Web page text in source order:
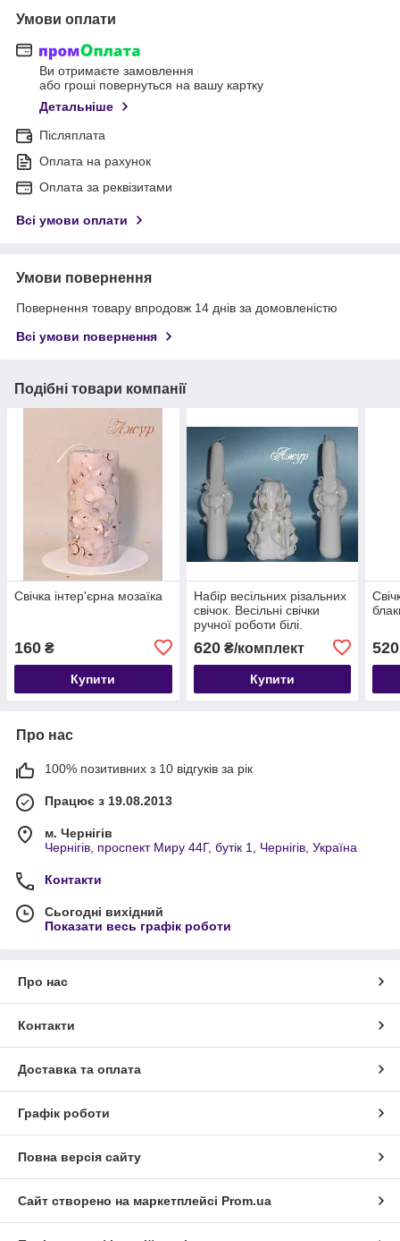
Умови оплати
Ви отримаєте замовлення
або гроші повернуться на вашу картку
Детальніше
Післяплата
Оплата на рахунок
Оплата за реквізитами
Всі умови оплати
Умови повернення
Повернення товару впродовж 14 днів за домовленістю
Всі умови повернення
Подібні товари компанії
Свічка інтер'єрна мозаїка
160 ₴
Купити
Набір весільних різальних
свічок. Весільні свічки
ручної роботи білі.
620₴/комплект
Купити
520
Про нас
100% позитивних з 10 відгуків за рік
Працює з 19.08.2013
м. Чернігів
Чернігів, проспект Миру 44Г, бутік 1, Чернігів, Україна
Контакти
Сьогодні вихідний
Показати весь графік роботи
Про нас
Контакти
Доставка та оплата
Графік роботи
Повна версія сайту
Сайт створено на маркетплейсі Prom.ua